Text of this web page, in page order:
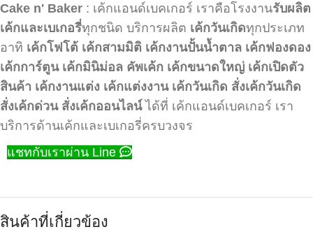
Cake n' Baker : เค้กแอนด์เบคเกอร์ เราคือโรงงานรับผลิต
เค้กและเบเกอรี่ทุกชนิด บริการผลิต เค้กวันเกิดทุกประเภท
อาทิ เค้กโฟโต้ เค้กสามมิติ เค้กงานปั้นน้ำตาล เค้กฟองดอง
เค้กการ์ตูน เค้กมินิม่อล คัพเค้ก เค้กขนาดใหญ่ เค้กเปิดตัว
สินค้า เค้กงานแต่ง เค้กแต่งงาน เค้กวันเกิด สั่งเค้กวันเกิด
สั่งเค้กด่วน สั่งเค้กออนไลน์ได้ที่ เค้กแอนด์เบคเกอร์ เรา
บริการด้านเค้กและเบเกอรี่ครบวงจร
แชทกับเราผ่าน Line
สินค้าที่เกี่ยวข้อง